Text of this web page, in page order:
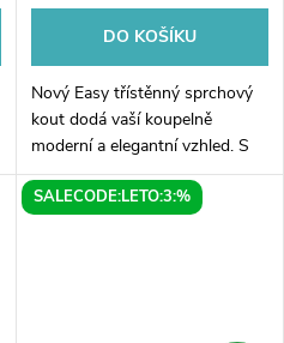
DO KOŠÍKU
Nový Easy třístěnný sprchový
kout dodá vaší koupelně
moderní a elegantní vzhled. S
rozměry 1100x700mm se
snadno vejde do menších
SALECODE:LETO:3:%